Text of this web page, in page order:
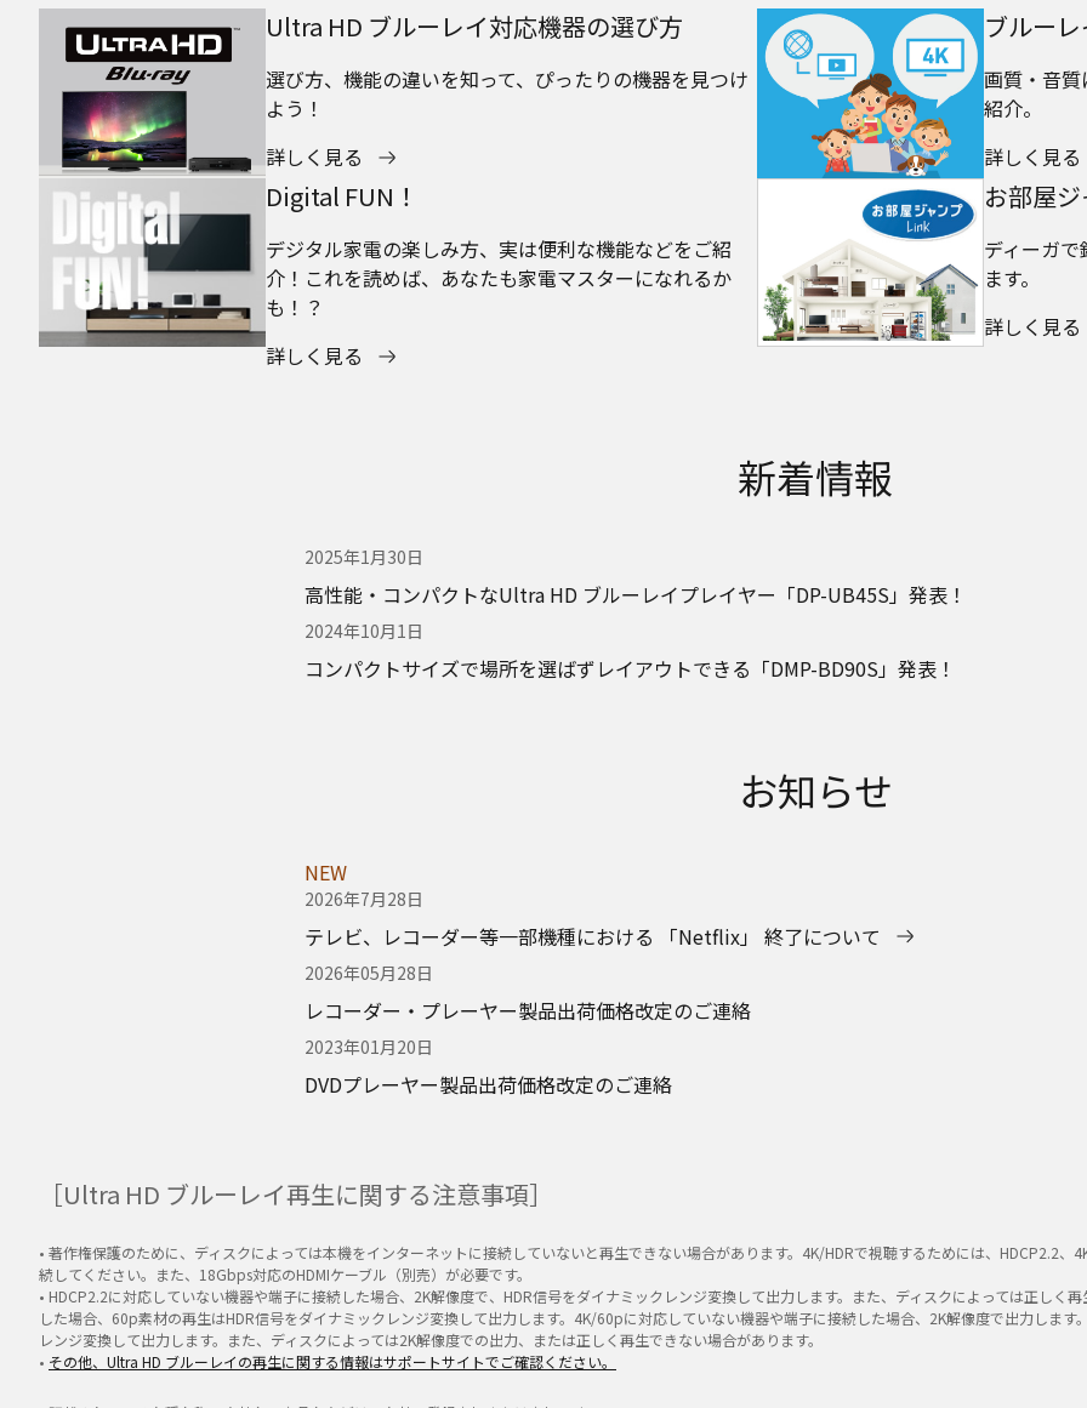
Ultra HD ブルーレイ対応機器の選び方
選び方、機能の違いを知って、ぴったりの機器を見つけ
よう！
詳しく見る
ブルー
画質・音
紹介。
詳しく見る
Digital FUN！
デジタル家電の楽しみ方、実は便利な機能などをご紹
介！これを読めば、あなたも家電マスターになれるか
も！？
詳しく見る
お部屋
ディーガ
ます。
詳しく見る
新着情報
2025年1月30日
高性能・コンパクトなUltra HD ブルーレイプレイヤー「DP-UB45S」発表！
2024年10月1日
コンパクトサイズで場所を選ばずレイアウトできる「DMP-BD90S」発表！
お知らせ
NEW
2026年7月28日
テレビ、レコーダー等一部機種における 「Netflix」 終了について
2026年05月28日
レコーダー・プレーヤー製品出荷価格改定のご連絡
2023年01月20日
DVDプレーヤー製品出荷価格改定のご連絡
［Ultra HD ブルーレイ再生に関する注意事項］
• 著作権保護のために、ディスクによっては本機をインターネットに接続していないと再生できない場合があります。4K/HDRで視聴するためには、HDCP2.2
続してください。また、18Gbps対応のHDMIケーブル（別売）が必要です。
• HDCP2.2に対応していない機器や端子に接続した場合、2K解像度で、HDR信号をダイナミックレンジ変換して出力します。また、ディスクによっては正し
した場合、60p素材の再生はHDR信号をダイナミックレンジ変換して出力します。4K/60pに対応していない機器や端子に接続した場合、2K解像度で出力しま
レンジ変換して出力します。また、ディスクによっては2K解像度での出力、または正しく再生できない場合があります。
• その他、Ultra HD ブルーレイの再生に関する情報はサポートサイトでご確認ください。